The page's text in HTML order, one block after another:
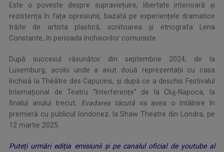
Este o poveste despre supraviețuire, libertate interioară și
rezistența în fața opresiunii, bazată pe experiențele dramatice
trăite de artista plastică, scriitoarea și etnografa Lena
Constante, în perioada închisorilor comuniste.
După succesul răsunător din septembrie 2024, de la
Luxemburg, acolo unde a avut două reprezentații cu casa
închisă la Théâtre des Capucins, și după ce a deschis Festivalul
Internațional de Teatru “Interferențe” de la Cluj-Napoca, la
finalul anului trecut, Evadarea tăcută va avea o întâlnire în
premieră cu publicul londonez, la Shaw Theatre din Londra, pe
12 martie 2025.
Puteți urmări ediția emisiunii și pe canalul oficial de youtube al